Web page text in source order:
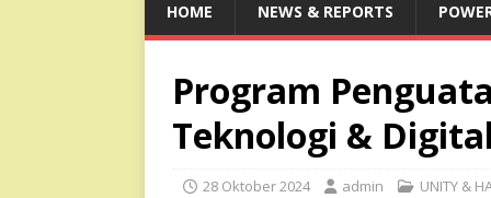
HOME NEWS & REPORTS
Program
Teknologi &
28 Oktober 2024 admin UNITY &